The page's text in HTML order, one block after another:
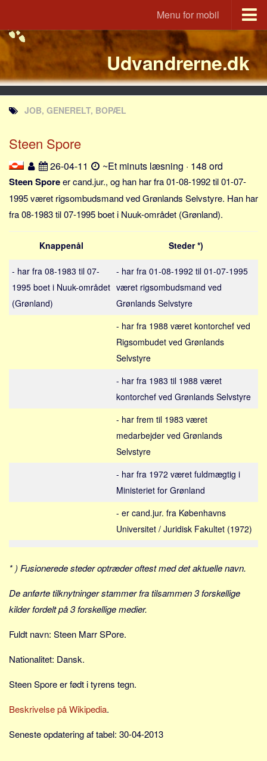
Menu for mobil
Portal
Udvandrerne.dk
Utvandrerne.no
Utvandrarna.se
Tyskland.dk
England.dk
JLKM.dk
Lande
Tyrkiet
Spanien
Sverige
Norge
Thailand
Virksomhed
Pension og opsparing
Alle
Aspekter
Køb og salg
Økonomi
Statistik
Praktisk
Udvandrerne.dk
JOB, GENERELT, BOPÆL
Steen Spore
26-04-11 ~Et minuts læsning · 148 ord
Steen Sporeer cand.jur., og han har fra 01-08-1992 til 01-07-
1995 været rigsombudsmand ved Grønlands Selvstyre. Han har
fra 08-1983 til 07-1995 boet i Nuuk-området (Grønland).
Knappenål Steder *)
- har fra 08-1983 til 07-
1995 boet i Nuuk-området
(Grønland)
- har fra 01-08-1992 til 01-07-1995
været rigsombudsmand ved
Grønlands Selvstyre
- har fra 1988 været kontorchef ved
Rigsombudet ved Grønlands
Selvstyre
- har fra 1983 til 1988 været
kontorchef ved Grønlands Selvstyre
- har frem til 1983 været
medarbejder ved Grønlands
Selvstyre
- har fra 1972 været fuldmægtig i
Ministeriet for Grønland
- er cand.jur. fra Københavns
Universitet / Juridisk Fakultet (1972)
* ) Fusionerede steder optræder oftest med det aktuelle navn.
De anførte tilknytninger stammer fra tilsammen 3 forskellige
kilder fordelt på 3 forskellige medier.
Fuldt navn: Steen Marr SPore.
Nationalitet: Dansk.
Steen Spore er født i tyrens tegn.
Beskrivelse på Wikipedia.
Seneste opdatering af tabel: 30-04-2013